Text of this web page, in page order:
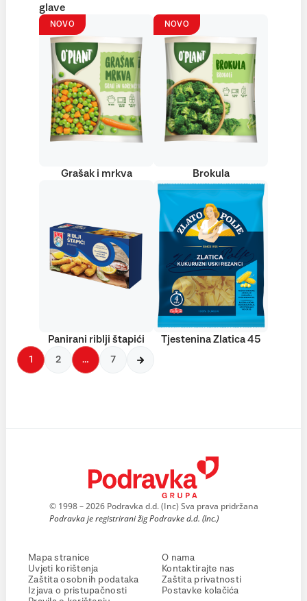
glave
NOVO
Grašak i mrkva
NOVO
Brokula
Panirani riblji štapići Tjestenina Zlatica 45
1 2 … 7
© 1998 – 2026 Podravka d.d. (Inc) Sva prava pridržana
Podravka je registrirani žig Podravke d.d. (Inc.)
Mapa stranice
Uvjeti korištenja
Zaštita osobnih podataka
Izjava o pristupačnosti
O nama
Kontaktirajte nas
Zaštita privatnosti
Postavke kolačića